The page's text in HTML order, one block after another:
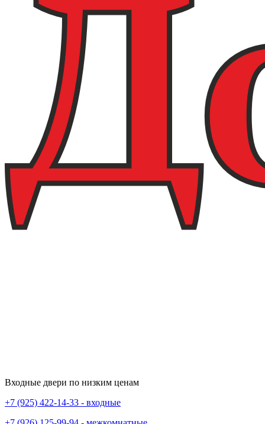
Входные двери по низким ценам
+7 (925) 422-14-33 - входные